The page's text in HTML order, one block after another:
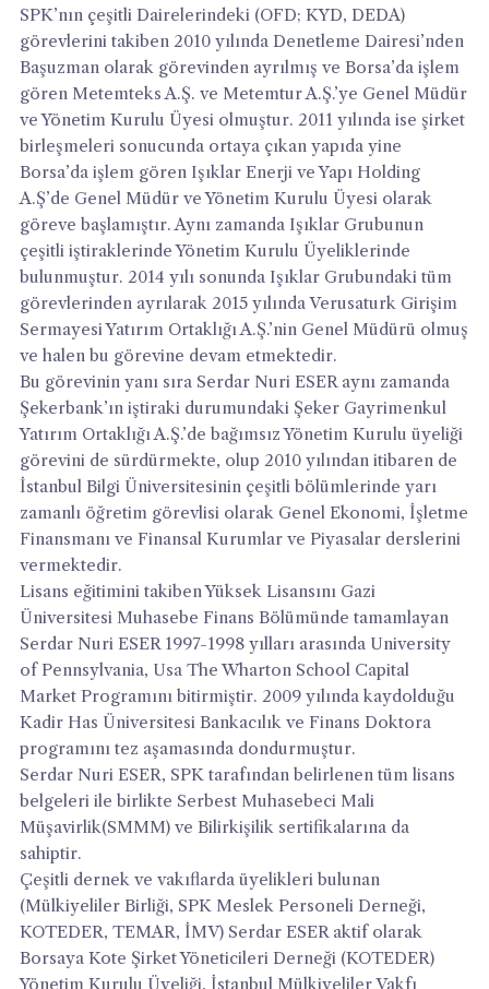
SPK’nın çeşitli Dairelerindeki (OFD; KYD, DEDA)
görevlerini takiben 2010 yılında Denetleme Dairesi’nden
Başuzman olarak görevinden ayrılmış ve Borsa’da işlem
gören Metemteks A.Ş. ve Metemtur A.Ş.’ye Genel Müdür
ve Yönetim Kurulu Üyesi olmuştur. 2011 yılında ise şirket
birleşmeleri sonucunda ortaya çıkan yapıda yine
Borsa’da işlem gören Işıklar Enerji ve Yapı Holding
A.Ş’de Genel Müdür ve Yönetim Kurulu Üyesi olarak
göreve başlamıştır. Aynı zamanda Işıklar Grubunun
çeşitli iştiraklerinde Yönetim Kurulu Üyeliklerinde
bulunmuştur. 2014 yılı sonunda Işıklar Grubundaki tüm
görevlerinden ayrılarak 2015 yılında Verusaturk Girişim
Sermayesi Yatırım Ortaklığı A.Ş.’nin Genel Müdürü olmuş
ve halen bu görevine devam etmektedir.
Bu görevinin yanı sıra Serdar Nuri ESER aynı zamanda
Şekerbank’ın iştiraki durumundaki Şeker Gayrimenkul
Yatırım Ortaklığı A.Ş.’de bağımsız Yönetim Kurulu üyeliği
görevini de sürdürmekte, olup 2010 yılından itibaren de
İstanbul Bilgi Üniversitesinin çeşitli bölümlerinde yarı
zamanlı öğretim görevlisi olarak Genel Ekonomi, İşletme
Finansmanı ve Finansal Kurumlar ve Piyasalar derslerini
vermektedir.
Lisans eğitimini takiben Yüksek Lisansını Gazi
Üniversitesi Muhasebe Finans Bölümünde tamamlayan
Serdar Nuri ESER 1997-1998 yılları arasında University
of Pennsylvania, Usa The Wharton School Capital
Market Programını bitirmiştir. 2009 yılında kaydolduğu
Kadir Has Üniversitesi Bankacılık ve Finans Doktora
programını tez aşamasında dondurmuştur.
Serdar Nuri ESER, SPK tarafından belirlenen tüm lisans
belgeleri ile birlikte Serbest Muhasebeci Mali
Müşavirlik(SMMM) ve Bilirkişilik sertifikalarına da
sahiptir.
Çeşitli dernek ve vakıflarda üyelikleri bulunan
(Mülkiyeliler Birliği, SPK Meslek Personeli Derneği,
KOTEDER, TEMAR, İMV) Serdar ESER aktif olarak
Borsaya Kote Şirket Yöneticileri Derneği (KOTEDER)
Yönetim Kurulu Üyeliği, İstanbul Mülkiyeliler Vakfı